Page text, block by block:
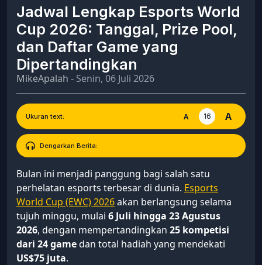
Jadwal Lengkap Esports World
Cup 2026: Tanggal, Prize Pool,
dan Daftar Game yang
Dipertandingkan
MikeApalah - Senin, 06 Juli 2026
Ukuran text: A 16 A
Dengarkan Berita:
Bulan ini menjadi panggung bagi salah satu
perhelatan esports terbesar di dunia. Esports
World Cup (EWC) 2026akan berlangsung selama
tujuh minggu, mulai 6 Juli hingga 23 Agustus
2026, dengan mempertandingkan 25 kompetisi
dari 24 gamedan total hadiah yang mendekati
US$75 juta.